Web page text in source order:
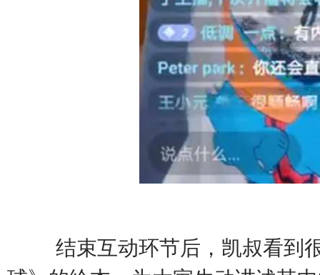
结束互动环节后，凯叔看到